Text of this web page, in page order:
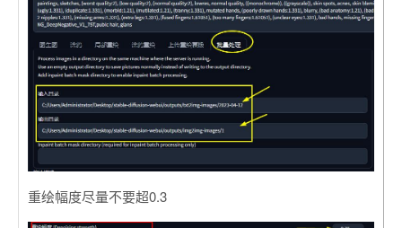
重绘幅度尽量不要超0.3